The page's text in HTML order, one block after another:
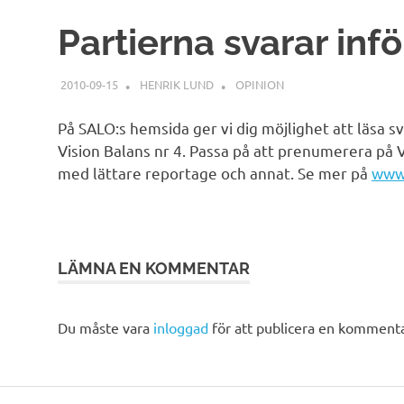
Partierna svarar
2010-09-15 HENRIK LUND OPINION
På SALO:s hemsida ger vi dig möjlighet att
Vision Balans nr 4. Passa på att prenumerera
med lättare reportage och annat. Se mer på
LÄMNA EN KOMMENTAR
Du måste vara inloggad för att publicera en